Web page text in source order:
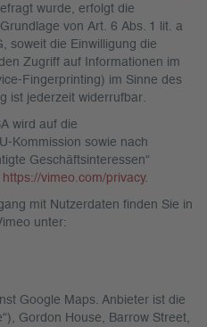
wurde, erfolgt die
von Art. 6 Abs. 1 lit. a
soweit die Einwilligung die
Zugriff auf Informationen im
Fingerprinting) im Sinne des
ist jederzeit widerrufbar.
wird auf die
Kommission sowie nach
Geschäftsinteressen“
https://vimeo.com/privacy.
mit Nutzerdaten finden Sie in
unter:
Google Maps. Anbieter ist die
Gordon House, Barrow Street,